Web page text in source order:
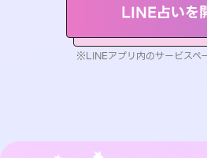
LINE占いを
※LINEアプリ内のサービスペ